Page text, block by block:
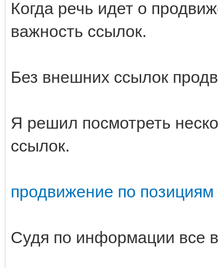
Когда речь идет о
важность ссылок.
Без внешних ссылок
Я решил посмотреть
ссылок.
продвижение по
Судя по информации все